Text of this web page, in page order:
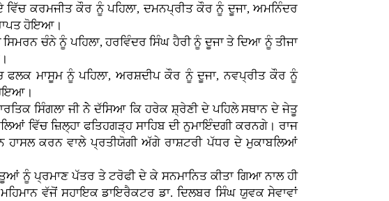
ਵਿੱਚ ਕਰਮਜੀਤ ਕੌਰ ਨੂੰ ਪਹਿਲਾ, ਦਮਨਪ੍ਰੀਤ ਕੌਰ ਨੂੰ ਦੂਜਾ, ਅਮਨਿੰਦਰ
ਹੋਇਆ।
ਚੰਨੇ ਨੂੰ ਪਹਿਲਾ, ਹਰਵਿੰਦਰ ਸਿੰਘ ਹੈਰੀ ਨੂੰ ਦੂਜਾ ਤੇ ਦਿਆ ਨੂੰ ਤੀਜਾ
ਫਲਕ ਮਾਸੂਮ ਨੂੰ ਪਹਿਲਾ, ਅਰਸ਼ਦੀਪ ਕੌਰ ਨੂੰ ਦੂਜਾ, ਨਵਪ੍ਰੀਤ ਕੌਰ ਨੂੰ
ਹੋਇਆ।
ਸਿੰਗਲਾ ਜੀ ਨੇੇ ਦੱਸਿਆ ਕਿ ਹਰੇਕ ਸ਼੍ਰੇਣੀ ਦੇ ਪਹਿਲੇ ਸਥਾਨ ਦੇ ਜੇਤੂ
ਵਿੱਚ ਜ਼ਿਲ੍ਹਾ ਫਤਿਹਗੜ੍ਹ ਸਾਹਿਬ ਦੀ ਨੁਮਾਇੰਦਗੀ ਕਰਨਗੇ। ਰਾਜ
ਹਾਸਲ ਕਰਨ ਵਾਲੇ ਪ੍ਰਤੀਯੋਗੀ ਅੱਗੇ ਰਾਸ਼ਟਰੀ ਪੱਧਰ ਦੇ ਮੁਕਾਬਲਿਆਂ
ਨੂੰ ਪ੍ਰਮਾਣ ਪੱਤਰ ਤੇ ਟਰੋਫੀ ਦੇ ਕੇ ਸਨਮਾਨਿਤ ਕੀਤਾ ਗਿਆ ਨਾਲ ਹੀ
ਵੱਜੋਂ ਸਹਾਇਕ ਡਾਇਰੈਕਟਰ ਡਾ. ਦਿਲਬਰ ਸਿੰਘ ਯੁਵਕ ਸੇਵਾਵਾਂ